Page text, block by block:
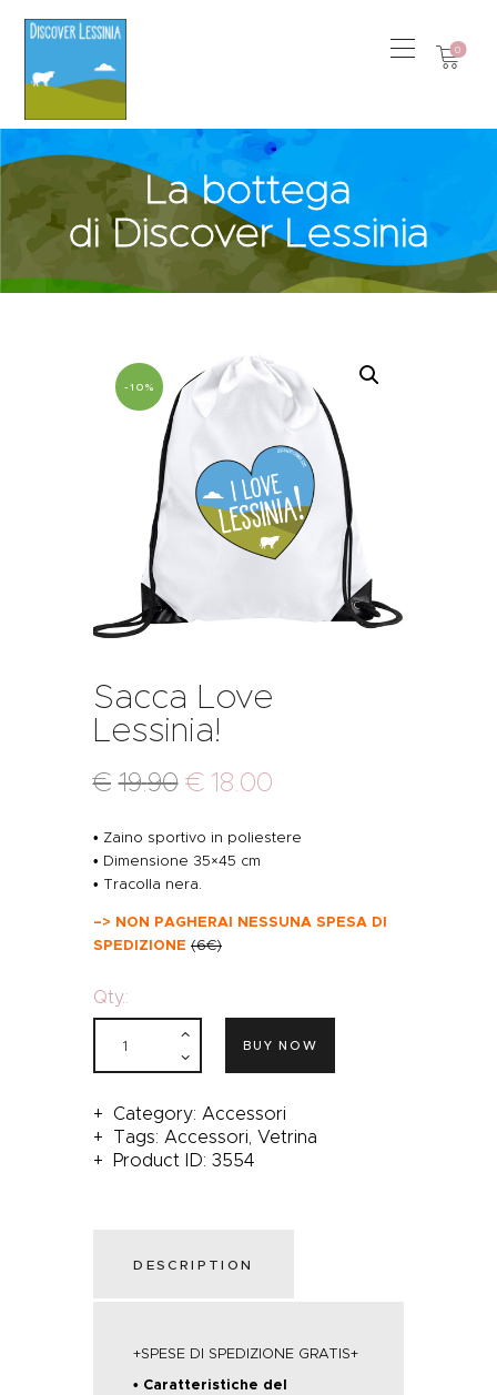
0
La bottega
di Discover Lessinia
-10%
Sacca Love
Lessinia!
€ 19.90 € 18.00
• Zaino sportivo in poliestere
• Dimensione 35×45 cm
• Tracolla nera.
–> NON PAGHERAI NESSUNA SPESA DI
SPEDIZIONE (6€)
Qty.:
BUY NOW
Category:Accessori
Tags:Accessori,Vetrina
Product ID:3554
DESCRIPTION
+SPESE DI SPEDIZIONE GRATIS+
• Caratteristiche del